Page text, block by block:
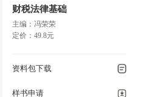
财税法律基础
主编：冯荣荣
定价：49.8元
资料包下载
样书申请